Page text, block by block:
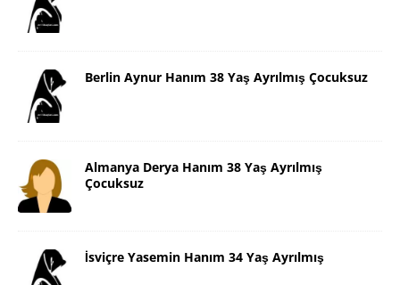
Berlin Aynur Hanım 38 Yaş Ayrılmış Çocuksuz
Almanya Derya Hanım 38 Yaş Ayrılmış
Çocuksuz
İsviçre Yasemin Hanım 34 Yaş Ayrılmış